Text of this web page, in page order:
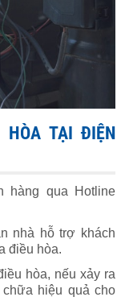
HÒA TẠI ĐIỆN
hàng qua Hotline
nhà hỗ trợ khách
điều hòa.
hòa, nếu xảy ra
hiệu quả cho